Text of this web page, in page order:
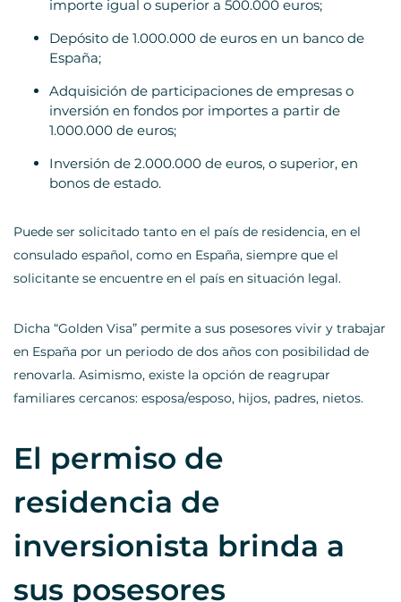
importe igual o superior a 500.000 euros;
Depósito de 1.000.000 de euros en un banco de
España;
Adquisición de participaciones de empresas o
inversión en fondos por importes a partir de
1.000.000 de euros;
Inversión de 2.000.000 de euros, o superior, en
bonos de estado.
Puede ser solicitado tanto en el país de residencia, en el
consulado español, como en España, siempre que el
solicitante se encuentre en el país en situación legal.
Dicha “Golden Visa” permite a sus posesores vivir y trabajar
en España por un periodo de dos años con posibilidad de
renovarla. Asimismo, existe la opción de reagrupar
familiares cercanos: esposa/esposo, hijos, padres, nietos.
El permiso de
residencia de
inversionista brinda a
sus posesores